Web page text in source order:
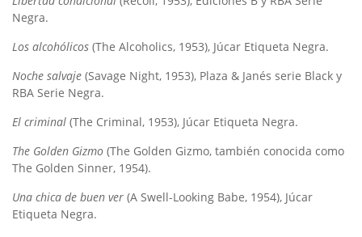
Negra.
Los alcohólicos (The Alcoholics, 1953), Júcar Etiqueta Negra.
Noche salvaje (Savage Night, 1953), Plaza & Janés serie Black y
RBA Serie Negra.
El criminal (The Criminal, 1953), Júcar Etiqueta Negra.
The Golden Gizmo (The Golden Gizmo, también conocida como
The Golden Sinner, 1954).
Una chica de buen ver (A Swell-Looking Babe, 1954), Júcar
Etiqueta Negra.